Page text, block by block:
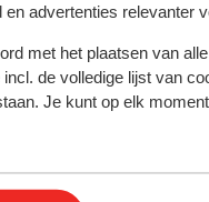
advertenties relevanter
met het plaatsen van
de volledige lijst van
Je kunt op elk